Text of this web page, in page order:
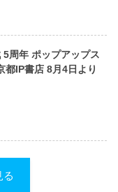
5周年 ポップアップス
都IP書店 8月4日より
る